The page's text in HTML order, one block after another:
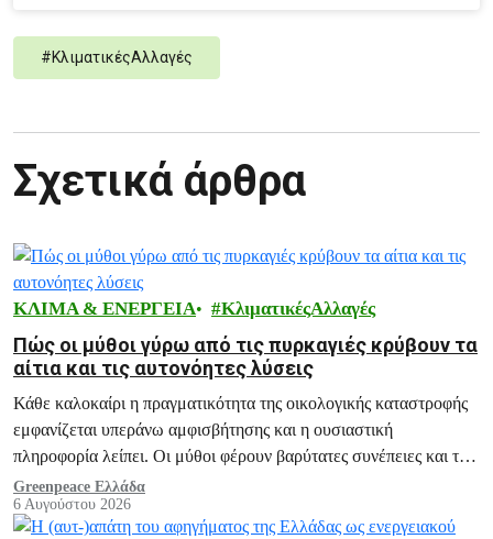
#ΚλιματικέςΑλλαγές
Σχετικά άρθρα
ΚΛΙΜΑ & ΕΝΕΡΓΕΙΑ ΚλιματικέςΑλλαγές
Πώς οι μύθοι γύρω από τις πυρκαγιές κρύβουν τα
αίτια και τις αυτονόητες λύσεις
Κάθε καλοκαίρι η πραγματικότητα της οικολογικής καταστροφής
εμφανίζεται υπεράνω αμφισβήτησης και η ουσιαστική
πληροφορία λείπει. Οι μύθοι φέρουν βαρύτατες συνέπειες και το
ξεδιάλυμά τους αποτελεί ευθύνη μας.
Greenpeace Ελλάδα
6 Αυγούστου 2026